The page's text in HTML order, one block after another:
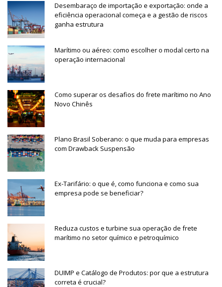
Desembaraço de importação e exportação: onde a
eficiência operacional começa e a gestão de riscos
ganha estrutura
Marítimo ou aéreo: como escolher o modal certo na
operação internacional
Como superar os desafios do frete marítimo no Ano
Novo Chinês
Plano Brasil Soberano: o que muda para empresas
com Drawback Suspensão
Ex-Tarifário: o que é, como funciona e como sua
empresa pode se beneficiar?
Reduza custos e turbine sua operação de frete
marítimo no setor químico e petroquímico
DUIMP e Catálogo de Produtos: por que a estrutura
correta é crucial?